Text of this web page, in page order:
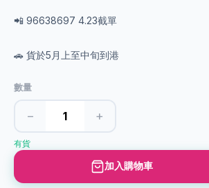
📲 96638697 4.23截單
🚗 貨於5月上至中旬到港
數量
− +
有貨
加入購物車